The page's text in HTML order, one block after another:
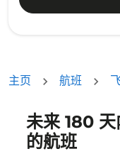
主页 航班
未来 180
的航班
没有符合您的筛选